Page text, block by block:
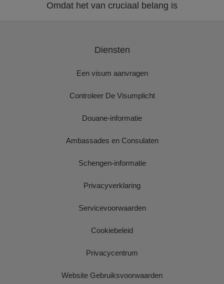
Omdat het van cruciaal belang is
Diensten
Een visum aanvragen
Controleer De Visumplicht
Douane-informatie
Ambassades en Consulaten
Schengen-informatie
Privacyverklaring
Servicevoorwaarden
Cookiebeleid
Privacycentrum
Website Gebruiksvoorwaarden